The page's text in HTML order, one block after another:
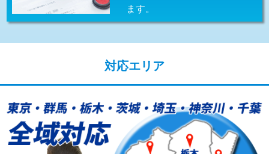
給水管工事※（支持金具設置)
業)
給水管工事※（塩ビ管（VP・HI）使
用/3ｍまで)
33,000円
給水管工事※（塩ビ管（VP・HI）使
+8,800円
ます。
対応エリア